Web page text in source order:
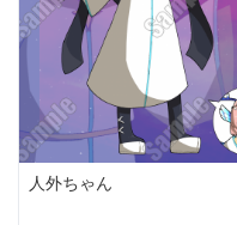
人外ちゃん